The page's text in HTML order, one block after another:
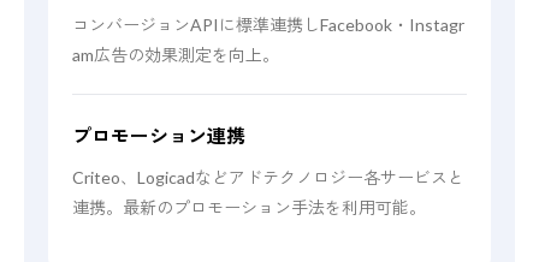
コンバージョンAPIに標準連携しFacebook・Instagr
am広告の効果測定を向上。
プロモーション連携
Criteo、Logicadなどアドテクノロジー各サービスと
連携。最新のプロモーション手法を利用可能。